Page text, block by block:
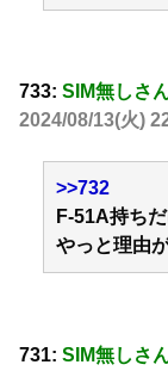
733: SIM無しさ
2024/08/13(火)
>>732
F-51A持ち
やっと理由
731: SIM無しさ